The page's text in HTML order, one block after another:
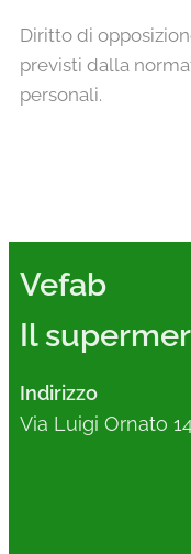
Diritto di
previsti dalla
personali.
Vefab
Il
Indirizzo
Via Luigi Ornato